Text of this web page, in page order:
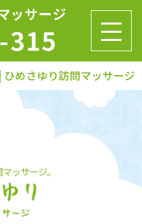
めさゆり訪問マッサージ
ッサージ。